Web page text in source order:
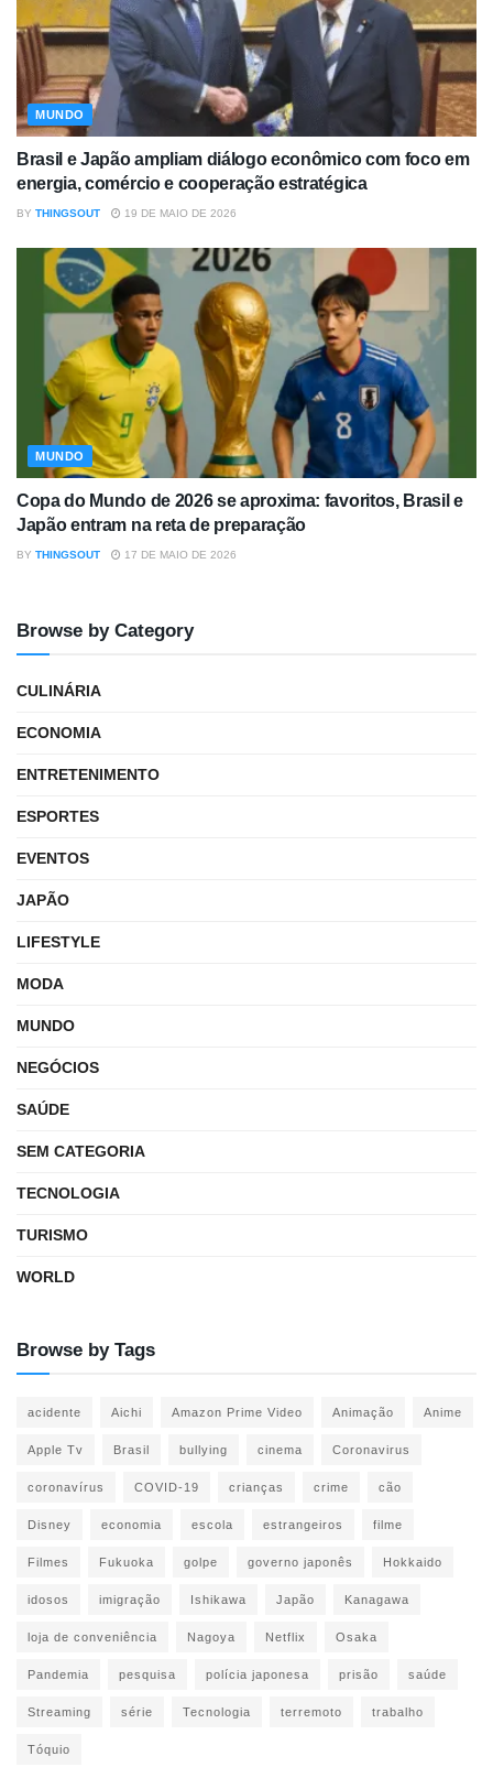
MUNDO
Brasil e Japão ampliam diálogo econômico com foco em
energia, comércio e cooperação estratégica
BY THINGSOUT 19 DE MAIO DE 2026
MUNDO
Copa do Mundo de 2026 se aproxima: favoritos, Brasil e
Japão entram na reta de preparação
BY THINGSOUT 17 DE MAIO DE 2026
Browse by Category
CULINÁRIA
ECONOMIA
ENTRETENIMENTO
ESPORTES
EVENTOS
JAPÃO
LIFESTYLE
MODA
MUNDO
NEGÓCIOS
SAÚDE
SEM CATEGORIA
TECNOLOGIA
TURISMO
WORLD
Browse by Tags
acidente Aichi Amazon Prime Video Animação Anime
Apple Tv Brasil bullying cinema Coronavirus
coronavírus COVID-19 crianças crime cão
Disney economia escola estrangeiros filme
Filmes Fukuoka golpe governo japonês Hokkaido
idosos imigração Ishikawa Japão Kanagawa
loja de conveniência Nagoya Netflix Osaka
Pandemia pesquisa polícia japonesa prisão saúde
Streaming série Tecnologia terremoto trabalho
Tóquio